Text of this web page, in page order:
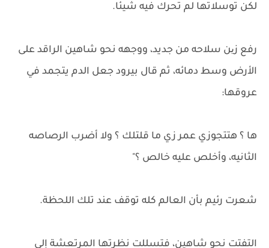
لكن توسلاتها لم تحرك فيه شيئا.
رفع زین سلاحه من جديد، ووجهه نحو شاهين الراقد على
الأرض وسط دمائه، ثم قال بيرود جعل الدم يتجمد في
عروقها:
ها ؟ هتتجوزي عمر زي ما قلتلك ؟ ولا أضرب الرصاصه
الثانيه، وأخلص عليه خالص ؟"
شعرت رئيم بأن العالم كله توقف عند تلك اللحظة.
التفتت نحو شاهين، فتسللت نظرتها المرتعشة إلى